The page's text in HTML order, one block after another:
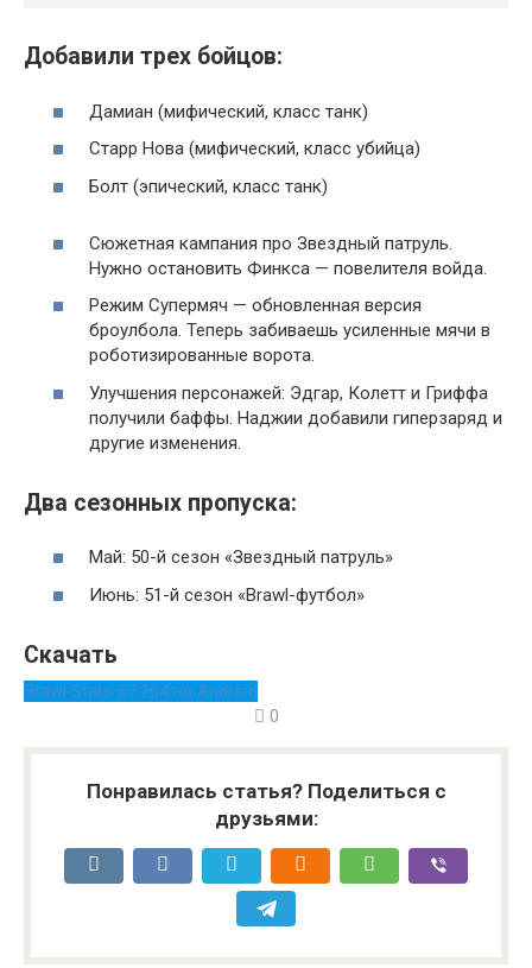
Добавили трех бойцов:
Дамиан (мифический, класс танк)
Старр Нова (мифический, класс убийца)
Болт (эпический, класс танк)
Сюжетная кампания про Звездный патруль.
Нужно остановить Финкса — повелителя войда.
Режим Супермяч — обновленная версия
броулбола. Теперь забиваешь усиленные мячи в
роботизированные ворота.
Улучшения персонажей: Эдгар, Колетт и Гриффа
получили баффы. Наджии добавили гиперзаряд и
другие изменения.
Два сезонных пропуска:
Май: 50-й сезон «Звездный патруль»
Июнь: 51-й сезон «Brawl-футбол»
Скачать
Brawl Stars 67.264 на Android
0
Понравилась статья? Поделиться с
друзьями: